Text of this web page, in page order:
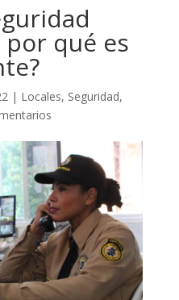
qué es
| Locales, Seguridad,